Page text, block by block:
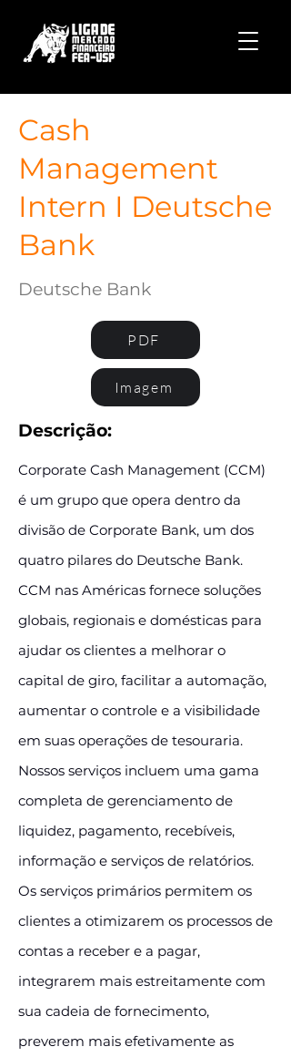
Cash
Management
Intern I Deutsche
Bank
Deutsche Bank
PDF
Imagem
Descrição:
Corporate Cash Management (CCM)
é um grupo que opera dentro da
divisão de Corporate Bank, um dos
quatro pilares do Deutsche Bank.
CCM nas Américas fornece soluções
globais, regionais e domésticas para
ajudar os clientes a melhorar o
capital de giro, facilitar a automação,
aumentar o controle e a visibilidade
em suas operações de tesouraria.
Nossos serviços incluem uma gama
completa de gerenciamento de
liquidez, pagamento, recebíveis,
informação e serviços de relatórios.
Os serviços primários permitem os
clientes a otimizarem os processos de
contas a receber e a pagar,
integrarem mais estreitamente com
sua cadeia de fornecimento,
preverem mais efetivamente as